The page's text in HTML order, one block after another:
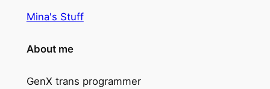
Mina's Stuff
About me
GenX trans programmer